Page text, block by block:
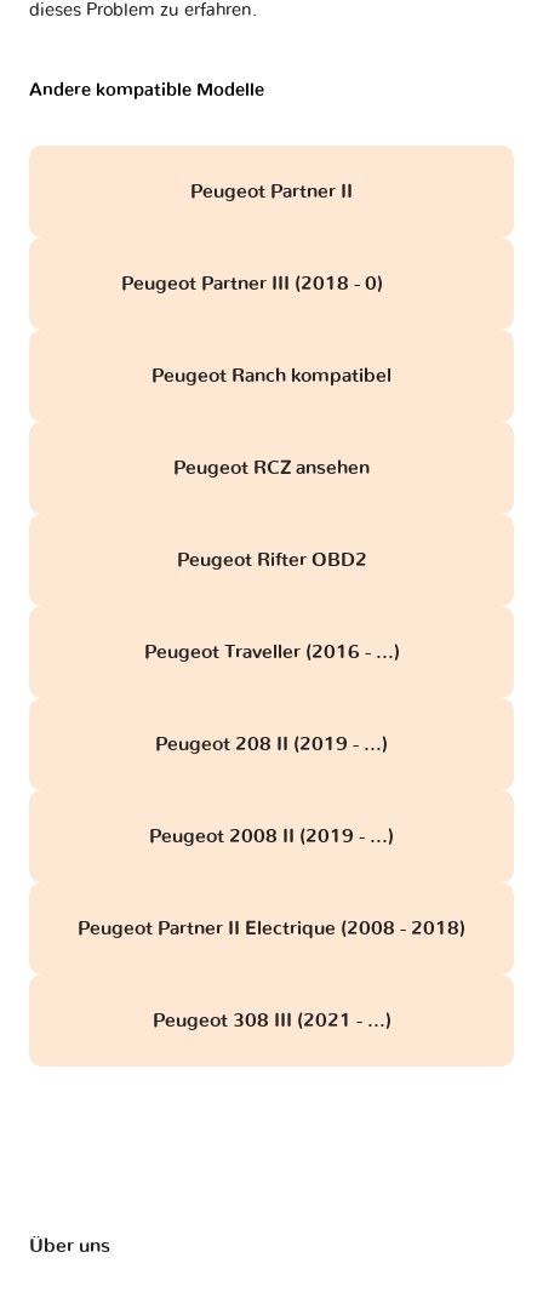
dieses Problem zu erfahren.
Andere kompatible Modelle
Peugeot Partner II
Peugeot Partner III (2018 - 0)
Peugeot Ranch kompatibel
Peugeot RCZ ansehen
Peugeot Rifter OBD2
Peugeot Traveller (2016 - ...)
Peugeot 208 II (2019 - ...)
Peugeot 2008 II (2019 - ...)
Peugeot Partner II Electrique (2008 - 2018)
Peugeot 308 III (2021 - ...)
Über uns